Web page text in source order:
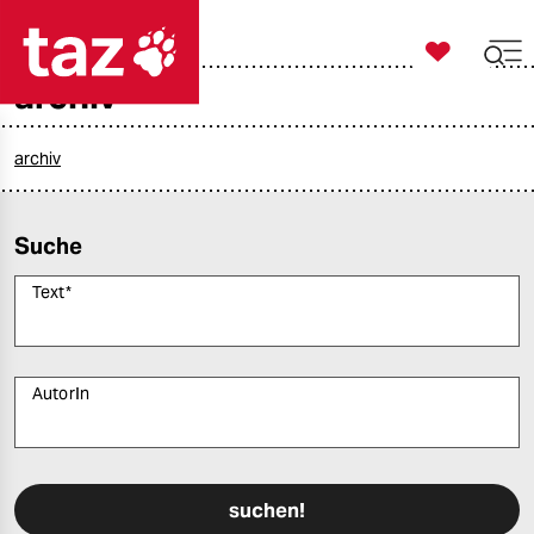
politik
gesellschaft
sport

taz zahl ich
archiv
archiv
Suche
Text*
AutorIn